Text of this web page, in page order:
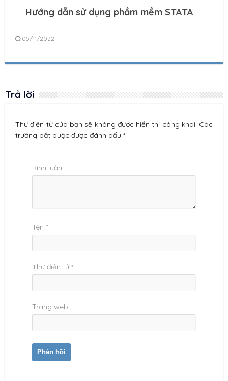
Hướng dẫn sử dụng phầm mềm STATA
05/11/2022
Trả lời
Thư điện tử của bạn sẽ không được hiển thị công khai. Các
trường bắt buộc được đánh dấu *
Bình luận
Tên *
Thư điện tử*
Trang web